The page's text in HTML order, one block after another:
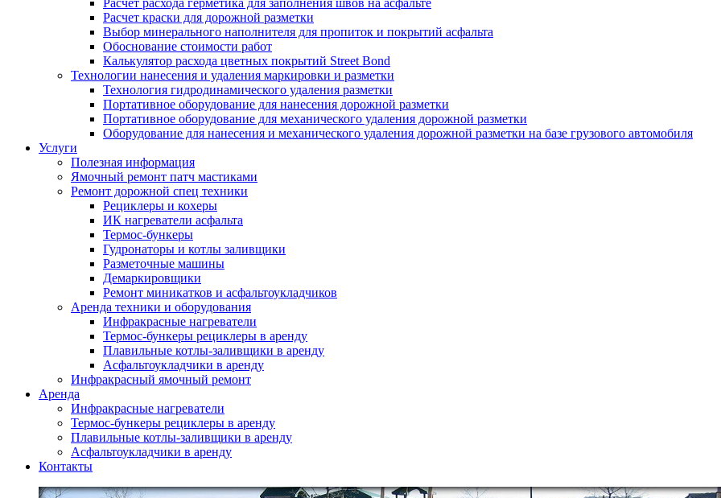
Расчет расхода герметика для заполнения швов на асфальте
Расчет краски для дорожной разметки
Выбор минерального наполнителя для пропиток и покрытий асфальта
Обоснование стоимости работ
Калькулятор расхода цветных покрытий Street Bond
Технологии нанесения и удаления маркировки и разметки
Технология гидродинамического удаления разметки
Портативное оборудование для нанесения дорожной разметки
Портативное оборудование для механического удаления дорожной разметки
Оборудование для нанесения и механического удаления дорожной разметки на базе грузового автомобиля
Услуги
Полезная информация
Ямочный ремонт патч мастиками
Ремонт дорожной спец техники
Рециклеры и кохеры
ИК нагреватели асфальта
Термос-бункеры
Гудронаторы и котлы заливщики
Разметочные машины
Демаркировщики
Ремонт миникатков и асфальтоукладчиков
Аренда техники и оборудования
Инфракрасные нагреватели
Термос-бункеры рециклеры в аренду
Плавильные котлы-заливщики в аренду
Асфальтоукладчики в аренду
Инфракрасный ямочный ремонт
Аренда
Инфракрасные нагреватели
Термос-бункеры рециклеры в аренду
Плавильные котлы-заливщики в аренду
Асфальтоукладчики в аренду
Контакты